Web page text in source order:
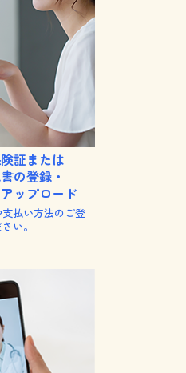
証または
の登録・
アップロード
払い方法のご登
い。